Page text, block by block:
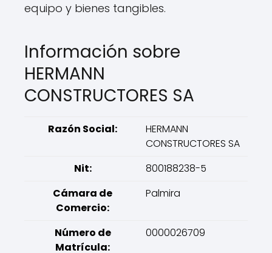
equipo y bienes tangibles.
Información sobre
HERMANN
CONSTRUCTORES SA
Razón Social:
HERMANN
CONSTRUCTORES SA
Nit:
800188238-5
Cámara de
Comercio:
Palmira
Número de
Matrícula:
0000026709